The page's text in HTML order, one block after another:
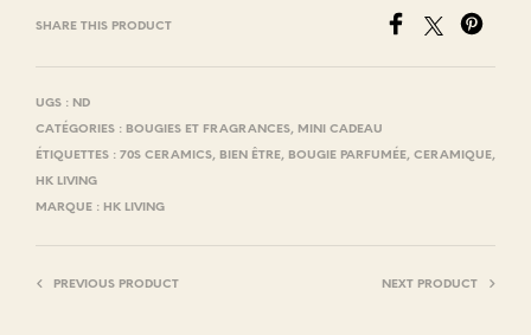
SHARE THIS PRODUCT
UGS : ND
CATÉGORIES : BOUGIES ET FRAGRANCES, MINI CADEAU
ÉTIQUETTES : 70S CERAMICS, BIEN ÊTRE, BOUGIE PARFUMÉE, CERAMIQUE,
HK LIVING
MARQUE : HK LIVING
PREVIOUS PRODUCT NEXT PRODUCT